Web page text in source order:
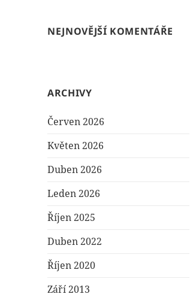
NEJNOVĚJŠÍ KOMENTÁŘE
ARCHIVY
Červen 2026
Květen 2026
Duben 2026
Leden 2026
Říjen 2025
Duben 2022
Říjen 2020
Září 2013